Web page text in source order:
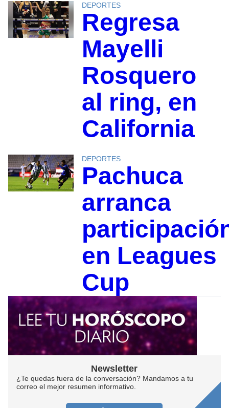
DEPORTES
Regresa
Mayelli
Rosquero
al ring, en
California
DEPORTES
Pachuca
arranca
en Leagues
Cup
Newsletter
¿Te quedas fuera de la conversación? Mandamos a tu
correo el mejor resumen informativo.